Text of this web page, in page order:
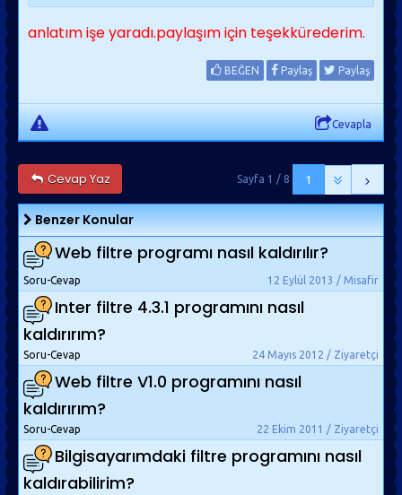
anlatım işe yaradı.paylaşım için teşekkürederim.
BEĞEN Paylaş Paylaş
Cevapla
Cevap Yaz 1
Sayfa 1 / 8
Benzer Konular
Web filtre programı nasıl kaldırılır?
12 Eylül 2013 / Misafir
Soru-Cevap
Inter filtre 4.3.1 programını nasıl
kaldırırım?
24 Mayıs 2012 / Ziyaretçi
Soru-Cevap
Web filtre V1.0 programını nasıl
kaldırırım?
22 Ekim 2011 / Ziyaretçi
Soru-Cevap
Bilgisayarımdaki filtre programını nasıl
kaldırabilirim?